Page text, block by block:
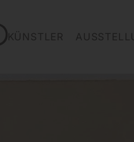
KÜNSTLER